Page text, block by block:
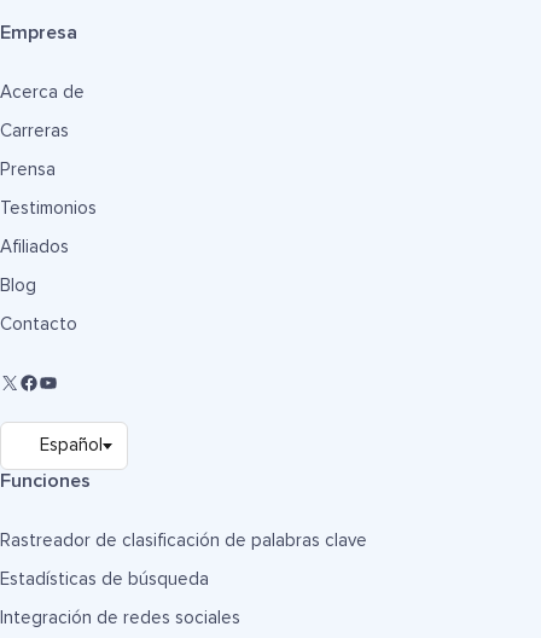
Empresa
Acerca de
Carreras
Prensa
Testimonios
Afiliados
Blog
Contacto
Funciones
Rastreador de clasificación de palabras clave
Estadísticas de búsqueda
Integración de redes sociales